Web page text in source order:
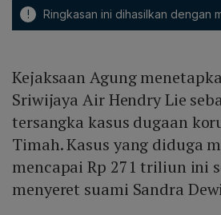
! Ringkasan ini dihasilkan dengan
Kejaksaan Agung
Sriwijaya Air Hendry Lie
tersangka kasus dugaan
Timah. Kasus yang diduga
mencapai Rp 271 triliun ini
menyeret suami Sandra